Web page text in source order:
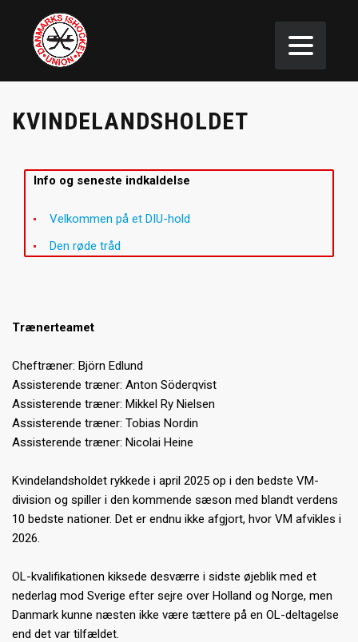
KVINDELANDSHOLDET
Info og seneste indkaldelse
Velkommen på et DIU-hold
Den røde tråd
Trænerteamet
Cheftræner: Björn Edlund
Assisterende træner: Anton Söderqvist
Assisterende træner: Mikkel Ry Nielsen
Assisterende træner: Tobias Nordin
Assisterende træner: Nicolai Heine
Kvindelandsholdet rykkede i april 2025 op i den bedste VM-
division og spiller i den kommende sæson med blandt verdens
10 bedste nationer. Det er endnu ikke afgjort, hvor VM afvikles i
2026.
OL-kvalifikationen kiksede desværre i sidste øjeblik med et
nederlag mod Sverige efter sejre over Holland og Norge, men
Danmark kunne næsten ikke være tættere på en OL-deltagelse
end det var tilfældet.